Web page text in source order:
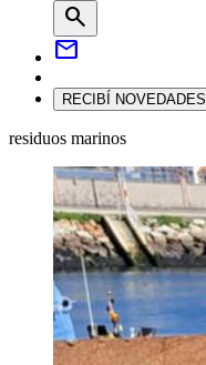
search
mail
RECIBÍ NOVEDADES
residuos marinos